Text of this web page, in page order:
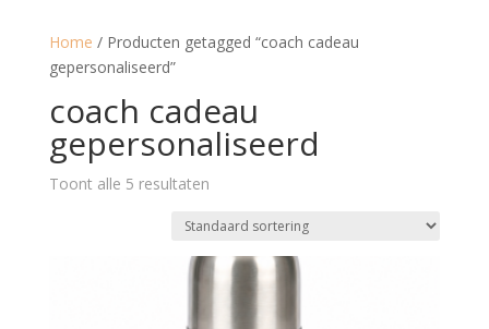
Home / Producten getagged “coach cadeau
gepersonaliseerd”
coach cadeau
gepersonaliseerd
Toont alle 5 resultaten